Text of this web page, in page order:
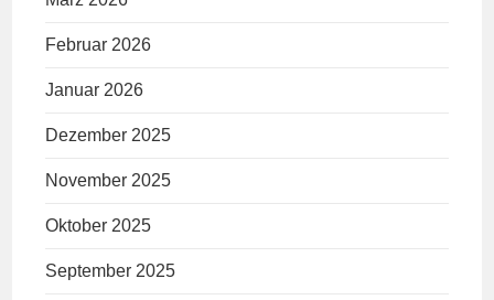
Februar 2026
Januar 2026
Dezember 2025
November 2025
Oktober 2025
September 2025